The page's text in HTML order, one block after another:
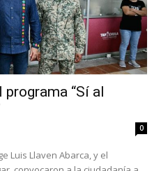
“Sí al
0
Luis Llaven Abarca, y el